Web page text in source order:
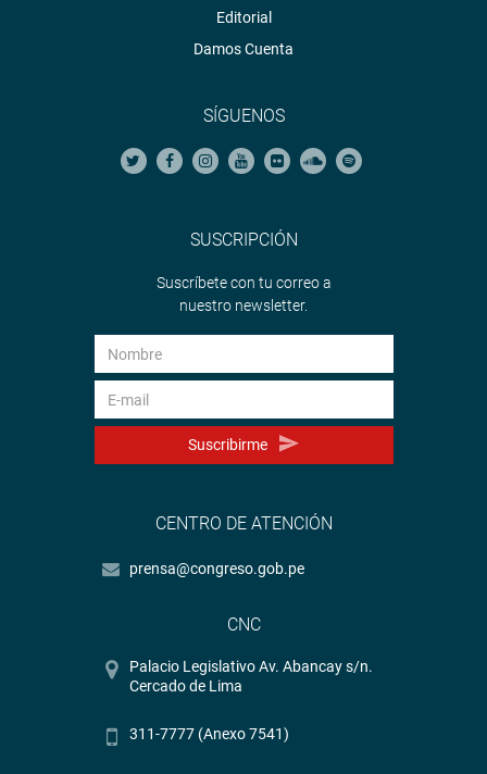
Editorial
Damos Cuenta
SÍGUENOS
SUSCRIPCIÓN
Suscríbete con tu correo a
nuestro newsletter.
Suscribirme
CENTRO DE ATENCIÓN
prensa@congreso.gob.pe
CNC
Palacio Legislativo Av. Abancay s/n.
Cercado de Lima
311-7777 (Anexo 7541)